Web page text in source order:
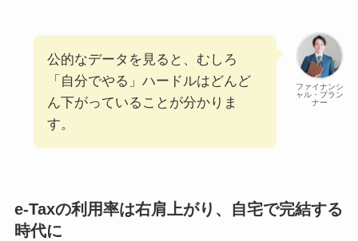
ファイナンシ
ャル・プラン
ナー
公的なデータを見ると、むしろ
「自分でやる」ハードルはどんど
ん下がっていることが分かりま
す。
e-Taxの利用率は右肩上がり、自宅で完結する
時代に